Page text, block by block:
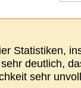
Statistiken,
deutlich,
sehr